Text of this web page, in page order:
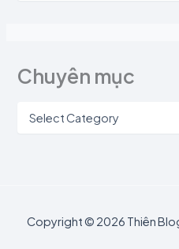
Chuyên mục
Copyright © 2026 Thiên